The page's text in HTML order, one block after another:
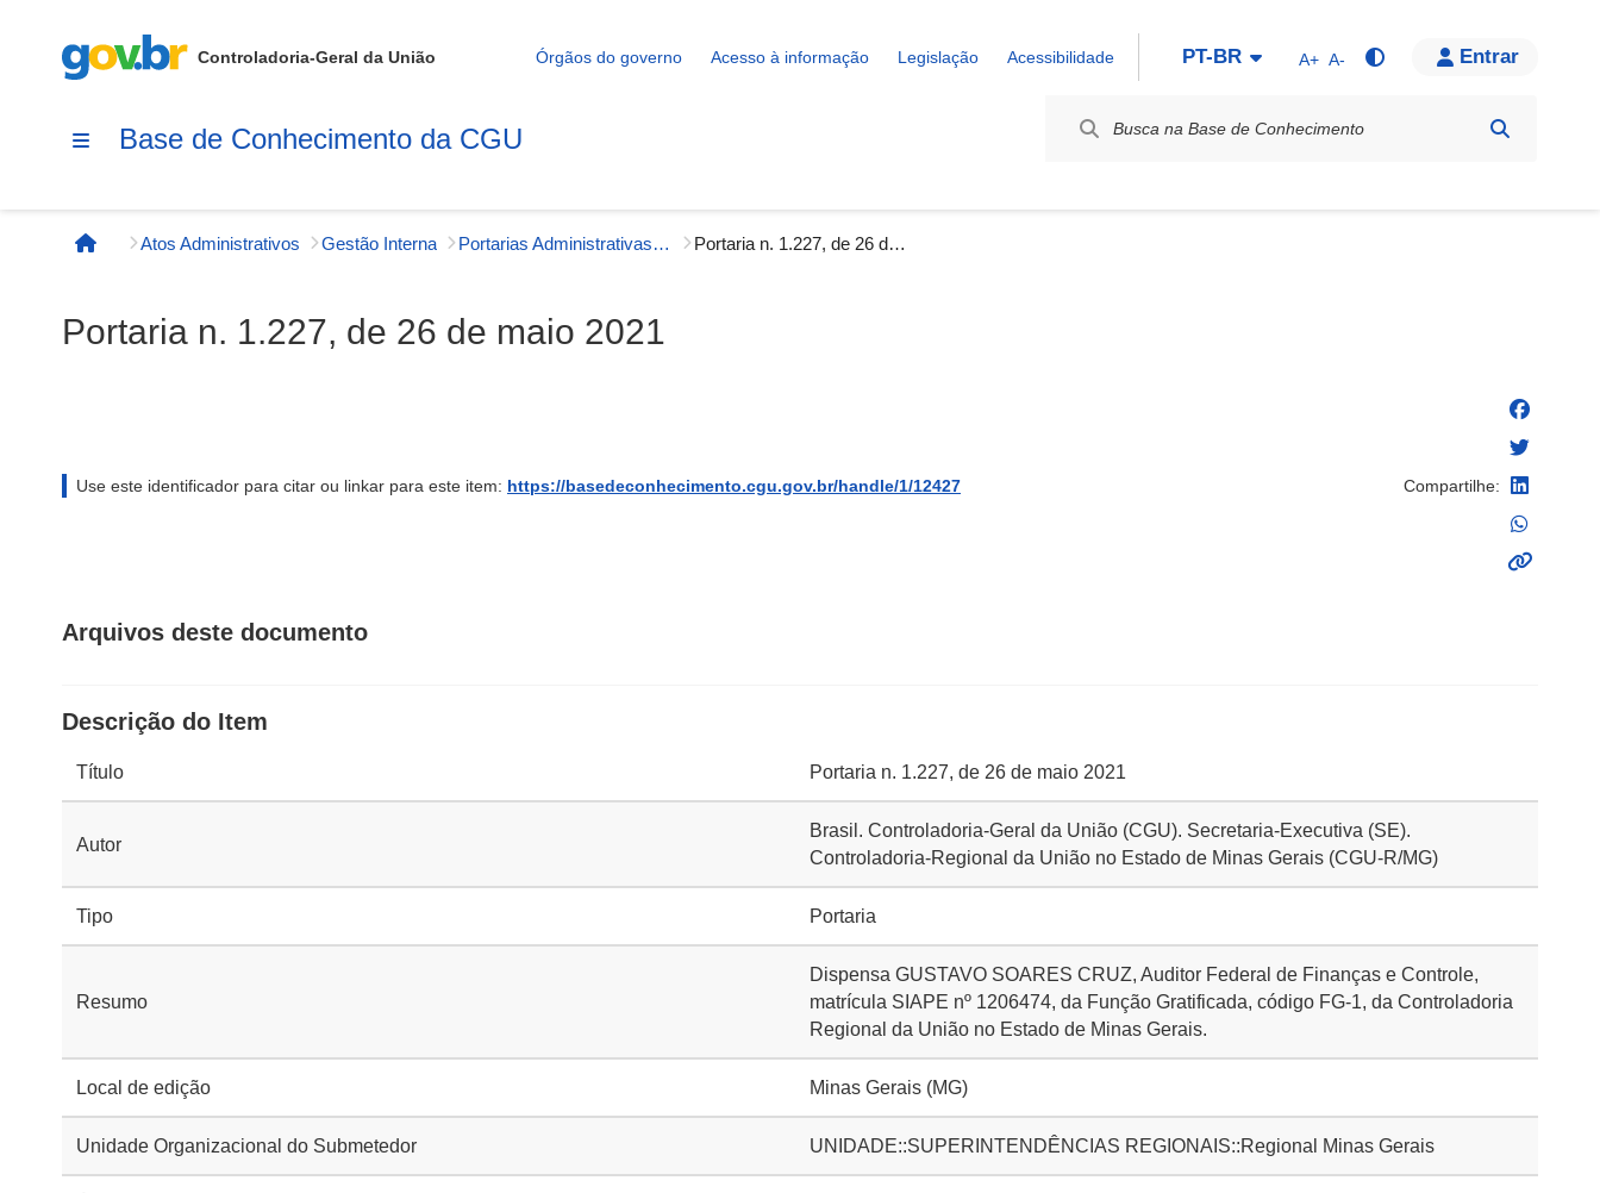
Controladoria-Geral da União Órgãos do governo Acesso à informação Legislação Acessibilidade PT-BR A+ A- Entrar
Base de Conhecimento da CGU
Página inicial
Atos Administrativos Gestão Interna Portarias Administrativas - Gestão Interna Portaria n. 1.227, de 26 de maio 2021
Portaria n. 1.227, de 26 de maio 2021
Use este identificador para citar ou linkar para este item: https://basedeconhecimento.cgu.gov.br/handle/1/12427 Compartilhe:
Arquivos deste documento
Descrição do Item
Título Portaria n. 1.227, de 26 de maio 2021
Autor
Brasil. Controladoria-Geral da União (CGU). Secretaria-Executiva (SE).
Controladoria-Regional da União no Estado de Minas Gerais (CGU-R/MG)
Tipo Portaria
Resumo
Dispensa GUSTAVO SOARES CRUZ, Auditor Federal de Finanças e Controle,
matrícula SIAPE nº 1206474, da Função Gratificada, código FG-1, da Controladoria
Regional da União no Estado de Minas Gerais.
Local de edição Minas Gerais (MG)
Unidade Organizacional do Submetedor UNIDADE::SUPERINTENDÊNCIAS REGIONAIS::Regional Minas Gerais